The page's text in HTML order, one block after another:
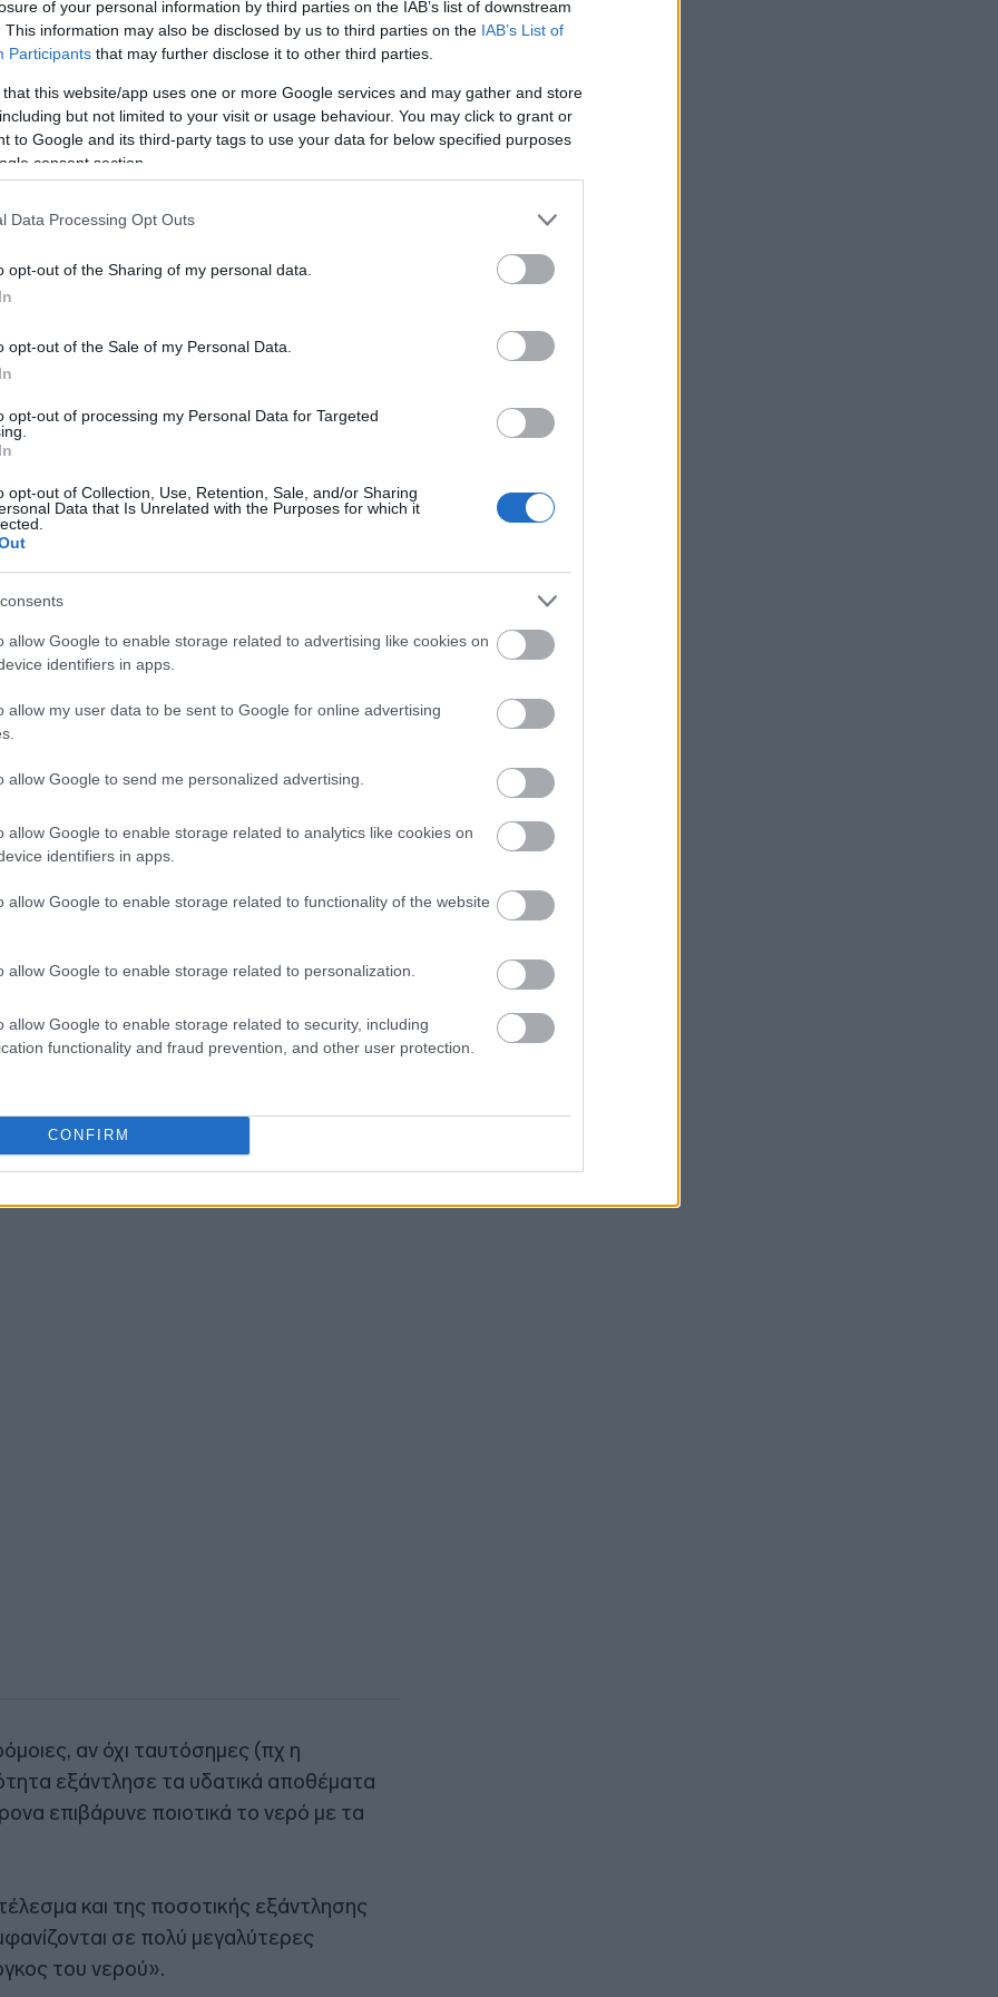
of your personal information by third parties on the IAB’s list of downstream
This information may also be disclosed by us to third parties on the IAB’s List of
Participants that may further disclose it to other third parties.
that this website/app uses one or more Google services and may gather and store
but not limited to your visit or usage behaviour. You may click to grant or
to Google and its third-party tags to use your data for below specified purposes
consent section.
Data Processing Opt Outs
opt-out of the Sharing of my personal data.
opt-out of the Sale of my Personal Data.
opt-out of processing my Personal Data for Targeted
opt-out of Collection, Use, Retention, Sale, and/or Sharing
Data that Is Unrelated with the Purposes for which it
allow Google to enable storage related to advertising like cookies on
identifiers in apps.
allow my user data to be sent to Google for online advertising
allow Google to send me personalized advertising.
allow Google to enable storage related to analytics like cookies on
identifiers in apps.
allow Google to enable storage related to functionality of the website
allow Google to enable storage related to personalization.
allow Google to enable storage related to security, including
functionality and fraud prevention, and other user protection.
CONFIRM
υφίσταται σε όλες τις πεδινές
και Κάρλας) θα οξυνθεί, εφόσον δεν
τον κύκλο της διαχείρισης του
της υδατικής πολιτικής στον
που ξεχάστηκαν, δίκτυα και
δεν έγιναν ποτέ, συλλογικά αρδευτικά
που είτε απεντάχθηκαν από τις
ποτέ, αλλά και σύγχρονες μέθοδοι
και ένας ευρύτερος σχεδιασμός
υπόψη του τόσο τις υδατικές
και τις νέες συνθήκες που επιβάλλει η
φυσικά τα προβλήματα στις περιοχές
επιφανειακούς ταμιευτήρες, όπου το
και οξύ. Στις περιοχές των
της πτώσης στάθμης του
και τα 200 μέτρα!!) θα οξυνθεί
Βέβαια, στις τελευταίες περιοχές
ποιότητας του νερού, που είναι
κατάσταση αυτή προστεθούν και οι
απορύθμισης καταλαβαίνουμε ότι το
Πηνειό ότι είναι «ένας από τους πιο
τη μεγαλύτερη υδρολογική λεκάνη
απόδειξη της διατάραξης του
με εντονότατα τα σημάδια τόσο της
ποιοτικής υποβάθμισης των νερών
κάθε είδους αποβλήτων. Εδώ θα
ότι το ποσοτικό με το ποιοτικό
αν όχι ταυτόσημες (πχ η
εξάντλησε τα υδατικά αποθέματα
επιβάρυνε ποιοτικά το νερό με τα
και της ποσοτικής εξάντλησης
σε πολύ μεγαλύτερες
του νερού».
11:26 Προς εκτύπωση το πολλαπλό βιβλίο
εμπορικό ισοζύγιο με την Κίνα
11:04 Τουρκία: Ζητεί από τη Ρωσία και την
Ουκρανία «μορατόριουμ» στις
Θάλασσα
Περού: Δεκατρείς νεκροί και τέσσερις
Υεμένη: Οι Χούθι ανακοίνωσαν ότι
Καρτάλης: Η Ευρώπη θερμαίνεται
ΠΑΣΟΚ: Η «Εστία» ανάλωσε τη μισή
ύλη της για να μην πει απολύτως
Ιράν: Η Τεχεράνη θέτει όρους για
Δεύτερη πηγή εισοδήματος για τους
επαγγελματίες ψαράδες ο αλιευτικός
τουρισμός
χρυσή ευκαιρία μελέτης για ειδικούς
επιστήμονες
Υπ. Μεταφορών: Οριστική λύση στο
ζήτημα των πινακίδων κυκλοφορίας
09:12
Τράπεζες: Στα 15 δισ. ευρώ ο στόχος
για νέα δάνεια το 2026
Γερμανία: Επεκτείνεται η έρευνα για
την ασφάλεια από τα drones μετά το